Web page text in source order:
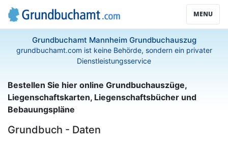
MENU
Grundbuchamt Mannheim Grundbuchauszug
grundbuchamt.com ist keine Behörde, sondern ein privater
Dienstleistungsservice
Bestellen Sie hier online Grundbuchauszüge,
Liegenschaftskarten, Liegenschaftsbücher und
Bebauungspläne
Grundbuch - Daten